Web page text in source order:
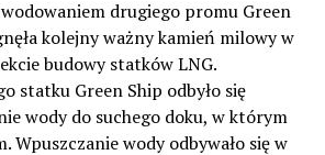
drugiego promu Green
kolejny ważny kamień milowy w
budowy statków LNG.
statku Green Ship odbyło się
wody do suchego doku, w którym
Wpuszczanie wody odbywało się w